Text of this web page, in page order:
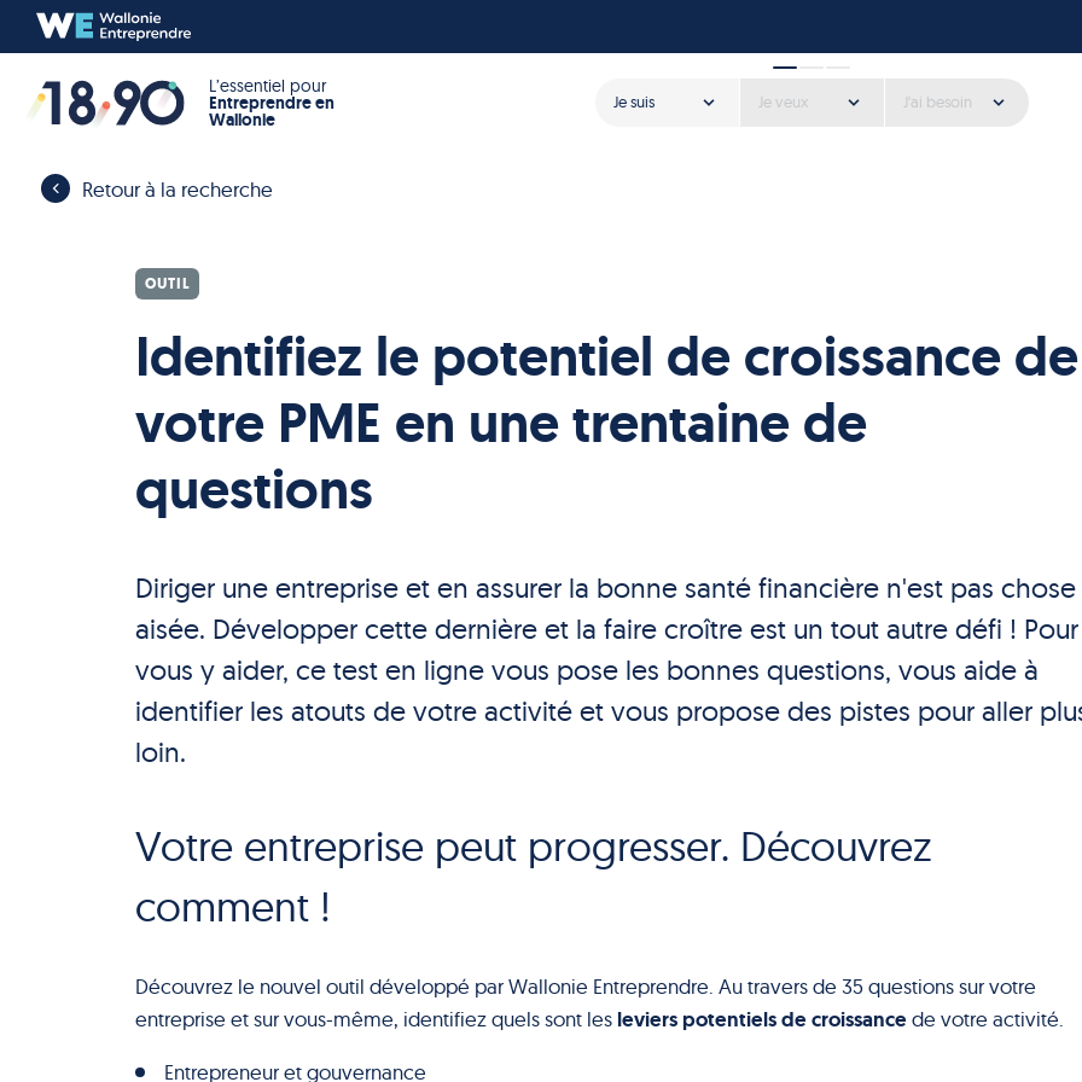
L’essentiel pour
Entreprendre en
Wallonie
Je suis Je veux J'ai besoin
Retour à la recherche
OUTIL
Identifiez le potentiel de croissance de
votre PME en une trentaine de
questions
Diriger une entreprise et en assurer la bonne santé financière n'est pas chose
aisée. Développer cette dernière et la faire croître est un tout autre défi ! Pour
vous y aider, ce test en ligne vous pose les bonnes questions, vous aide à
identifier les atouts de votre activité et vous propose des pistes pour aller
loin.
Votre entreprise peut progresser. Découvrez
comment !
Découvrez le nouvel outil développé par Wallonie Entreprendre. Au travers de 35 questions sur votre
entreprise et sur vous-même, identifiez quels sont les leviers potentiels de croissancede votre activité.
Entrepreneur et gouvernance